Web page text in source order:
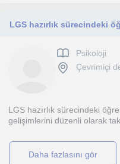
Psikoloji
Çevrimiçi
LGS hazırlık sürecindeki
gelişimlerini düzenli olarak
daha fazlasını gör